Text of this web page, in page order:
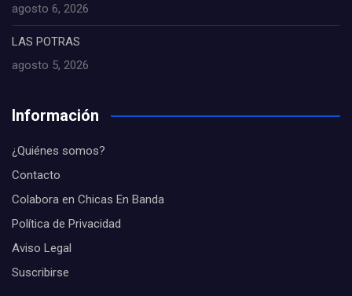
agosto 6, 2026
LAS POTRAS
agosto 5, 2026
Información
¿Quiénes somos?
Contacto
Colabora en Chicas En Banda
Política de Privacidad
Aviso Legal
Suscribirse